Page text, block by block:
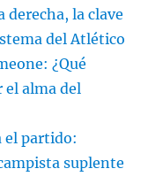
derecha, la clave
del Atlético
¿Qué
el alma del
el partido:
suplente